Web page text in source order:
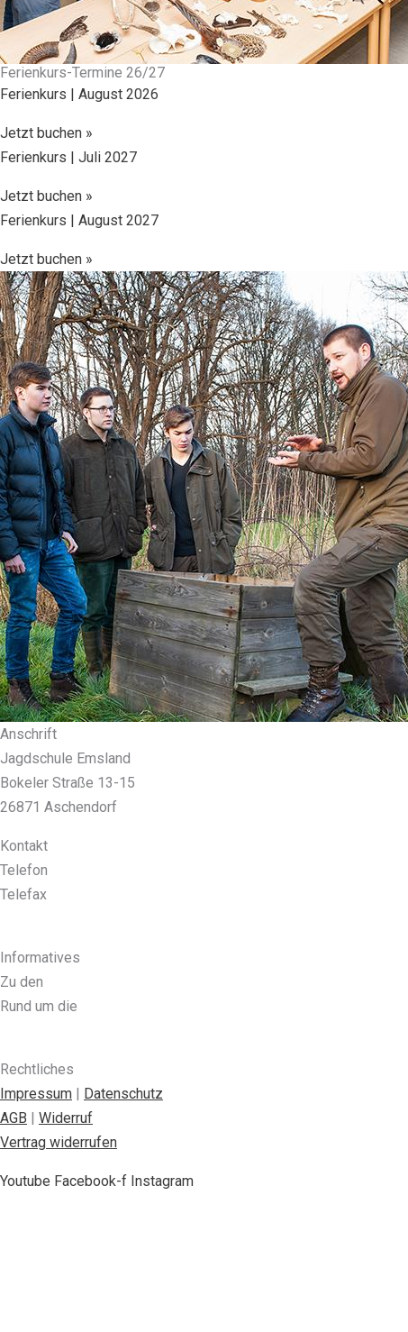
Ferienkurs-Termine 26/27
Ferienkurs | August 2026
Jetzt buchen »
Ferienkurs | Juli 2027
Jetzt buchen »
Ferienkurs | August 2027
Jetzt buchen »
Anschrift
Jagdschule Emsland
Bokeler Straße 13-15
26871 Aschendorf
Kontakt
Telefon
Telefax
Informatives
Zu den
Rund um die
Rechtliches
Impressum | Datenschutz
AGB | Widerruf
Vertrag widerrufen
Youtube Facebook-f Instagram